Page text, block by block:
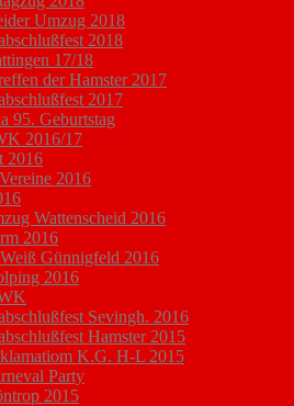
Umzug 2018
2018
17/18
der Hamster 2017
2017
95. Geburtstag
2016/17
2016
2016
Wattenscheid 2016
2016
Günnigfeld 2016
2016
Sevingh. 2016
Hamster 2015
K.G. H-L 2015
Party
2015